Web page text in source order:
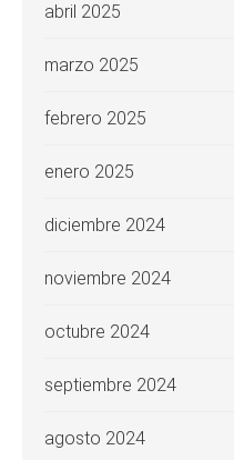
abril 2025
marzo 2025
febrero 2025
enero 2025
diciembre 2024
noviembre 2024
octubre 2024
septiembre 2024
agosto 2024